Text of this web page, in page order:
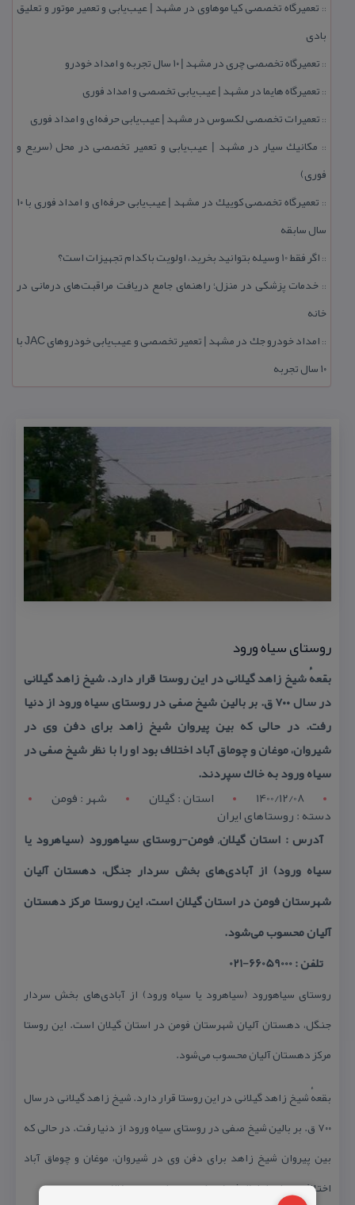
:: تعمیرگاه تخصصی كیا موهاوی در مشهد | عیب‌یابی و تعمیر موتور و تعلیق
بادی
:: تعمیرگاه تخصصی چری در مشهد | ۱۰ سال تجربه و امداد خودرو
:: تعمیرگاه هایما در مشهد | عیب‌یابی تخصصی و امداد فوری
:: تعمیرات تخصصی لكسوس در مشهد | عیب‌یابی حرفه‌ای و امداد فوری
:: مكانیك سیار در مشهد | عیب‌یابی و تعمیر تخصصی در محل (سریع و
فوری)
::
تعمیرگاه تخصصی كوییك در مشهد | عیب‌یابی حرفه‌ای و امداد فوری با ۱۰
سال سابقه
:: اگر فقط 10 وسیله بتوانید بخرید، اولویت با كدام تجهیزات است؟
:: خدمات پزشكی در منزل؛ راهنمای جامع دریافت مراقبت‌های درمانی در
خانه
::
امداد خودرو جك در مشهد | تعمیر تخصصی و عیب‌یابی خودروهای JAC با
۱۰ سال تجربه
روستای سیاه ورود
بقعهٔ شیخ زاهد گیلانی در این روستا قرار دارد. شیخ زاهد گیلانی
در سال ۷۰۰ ق. بر بالین شیخ صفی در روستای سیاه ورود از دنیا
رفت. در حالی كه بین پیروان شیخ زاهد برای دفن وی در
شیروان، موغان و چوماق آباد اختلاف بود او را با نظر شیخ صفی در
سیاه ورود به خاك سپردند.
1400/12/08
استان : گيلان شهر : فومن
دسته : روستاهای ایران
آدرس : استان گیلان, فومن-روستای سیاهورود (سیاهرود یا
سیاه ورود) از آبادی‌های بخش سردار جنگل، دهستان آلیان
شهرستان فومن در استان گیلان است. این روستا مركز دهستان
آلیان محسوب می‌شود.
تلفن : 66059000-021
روستای سیاهورود (سیاهرود یا سیاه ورود) از آبادی‌های بخش سردار
جنگل، دهستان آلیان شهرستان فومن در استان گیلان است. این روستا
مركز دهستان آلیان محسوب می‌شود.
بقعهٔ شیخ زاهد گیلانی در این روستا قرار دارد. شیخ زاهد گیلانی در سال
۷۰۰ ق. بر بالین شیخ صفی در روستای سیاه ورود از دنیا رفت. در حالی كه
بین پیروان شیخ زاهد برای دفن وی در شیروان، موغان و چوماق آباد
اختلاف بود او را با نظر شیخ صفی در سیاه ورود به خاك سپردند.